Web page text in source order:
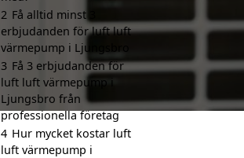
2 Få alltid minst 3
erbjudanden för luft luft
värmepump i Ljungsbro
3 Få 3 erbjudanden för
luft luft värmepump i
Ljungsbro från
professionella företag
4 Hur mycket kostar luft
luft värmepump i